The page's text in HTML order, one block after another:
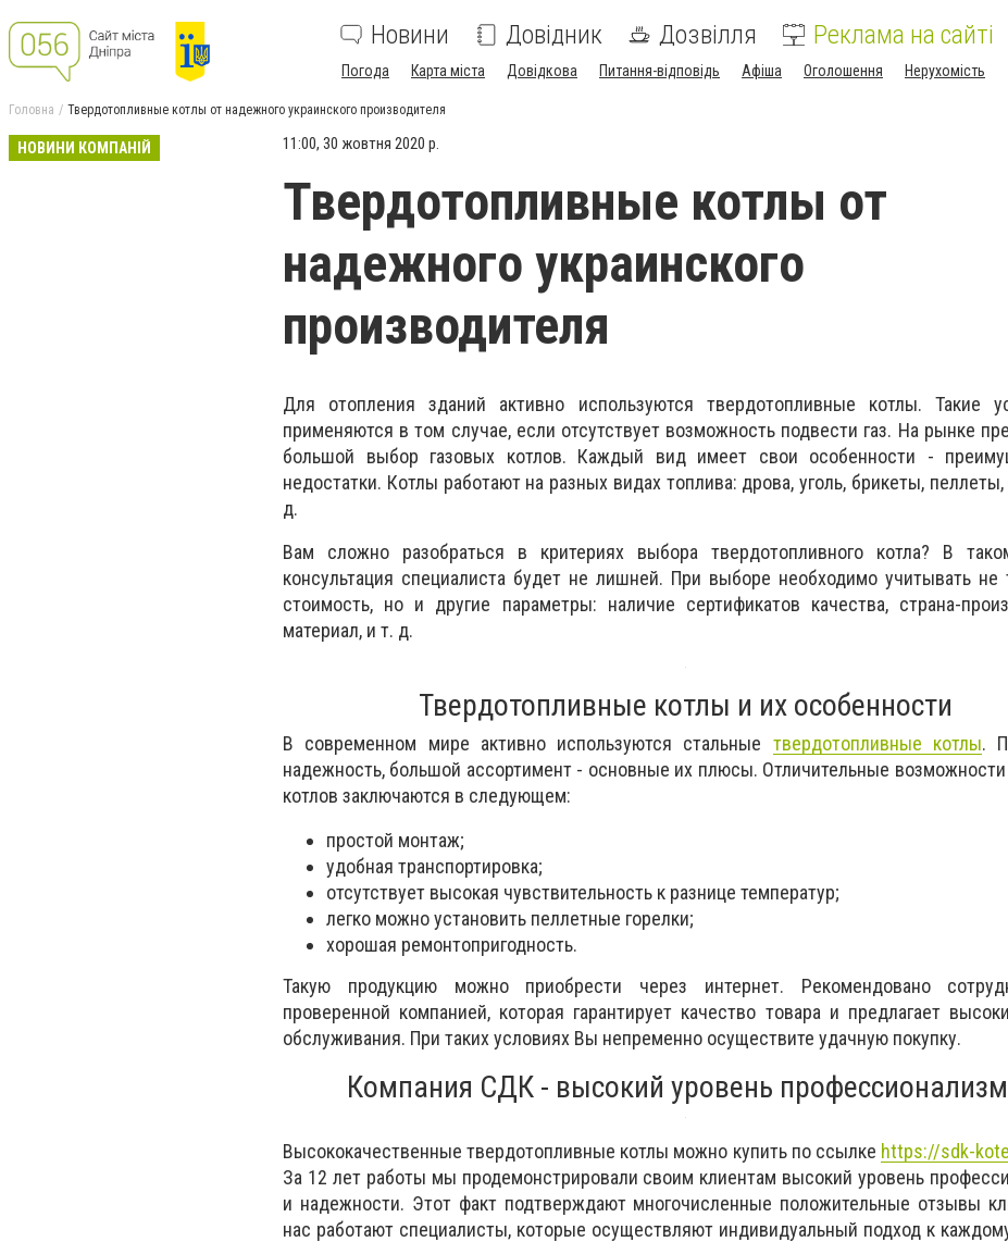
Новини Довідник Дозвілля Реклама на сайті
Погода Карта міста Довідкова Питання-відповідь Афіша Оголошення Нерухомість
Головна Твердотопливные котлы от надежного украинского производителя
НОВИНИ КОМПАНІЙ 11:00, 30 жовтня 2020 р.
Твердотопливные котлы от
надежного украинского
производителя
Для отопления зданий активно используются твердотопливные котлы. Такие
применяются в том случае, если отсутствует возможность подвести газ. На рынке
большой выбор газовых котлов. Каждый вид имеет свои особенности -
недостатки. Котлы работают на разных видах топлива: дрова, уголь, брикеты,
д.
Вам сложно разобраться в критериях выбора твердотопливного котла? В
консультация специалиста будет не лишней. При выборе необходимо учитывать не
стоимость, но и другие параметры: наличие сертификатов качества, страна-
материал, и т. д.
Твердотопливные котлы и их особенности
В современном мире активно используются стальные твердотопливные котлы.
надежность, большой ассортимент - основные их плюсы. Отличительные
котлов заключаются в следующем:
простой монтаж;
удобная транспортировка;
отсутствует высокая чувствительность к разнице температур;
легко можно установить пеллетные горелки;
хорошая ремонтопригодность.
Такую продукцию можно приобрести через интернет. Рекомендовано
проверенной компанией, которая гарантирует качество товара и предлагает
обслуживания. При таких условиях Вы непременно осуществите удачную покупку.
Компания СДК - высокий уровень
Высококачественные твердотопливные котлы можно купить по ссылке https://sdk-
За 12 лет работы мы продемонстрировали своим клиентам высокий уровень
и надежности. Этот факт подтверждают многочисленные положительные отзывы
нас работают специалисты, которые осуществляют индивидуальный подход к